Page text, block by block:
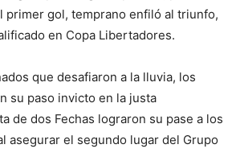
primer gol, temprano enfiló al triunfo,
en Copa Libertadores.
que desafiaron a la lluvia, los
su paso invicto en la justa
de dos Fechas lograron su pase a los
asegurar el segundo lugar del Grupo